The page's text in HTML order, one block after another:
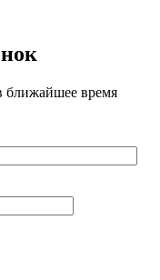
ближайшее время